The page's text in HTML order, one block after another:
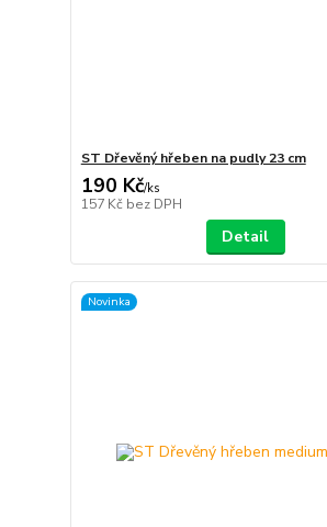
ST Dřevěný hřeben na pudly 23 cm
190 Kč/ks
157 Kč bez DPH
Detail
Novinka